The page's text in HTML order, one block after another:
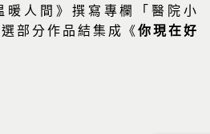
暖人間》撰寫專欄「醫院小
部分作品結集成 《你現在好